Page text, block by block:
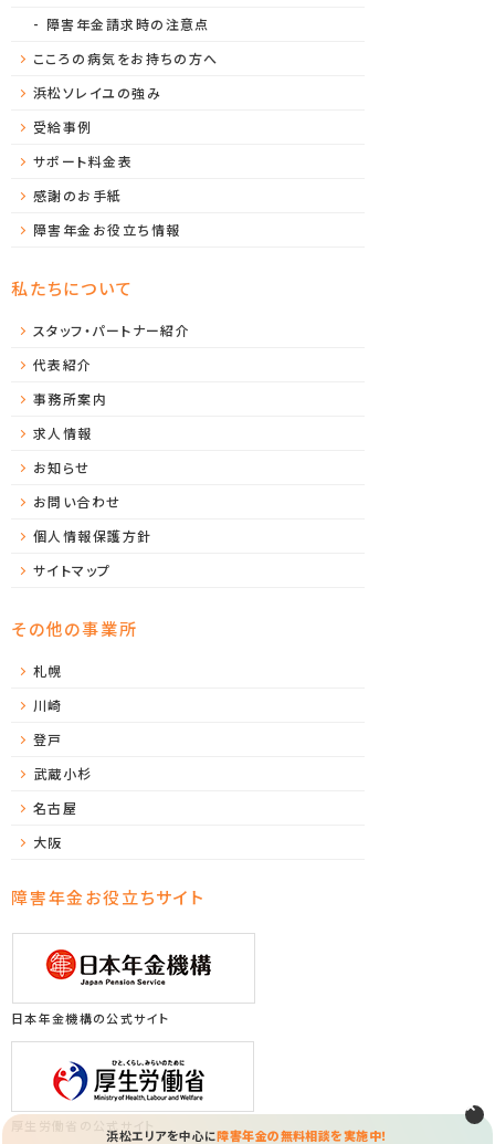
障害年金請求時の注意点
こころの病気をお持ちの方へ
浜松ソレイユの強み
受給事例
サポート料金表
感謝のお手紙
障害年金お役立ち情報
私たちについて
スタッフ・パートナー紹介
代表紹介
事務所案内
求人情報
お知らせ
お問い合わせ
個人情報保護方針
サイトマップ
その他の事業所
札幌
川崎
登戸
武蔵小杉
名古屋
大阪
障害年金お役立ちサイト
日本年金機構の公式サイト
浜松エリアを中心に障害年金の無料相談を実施中！